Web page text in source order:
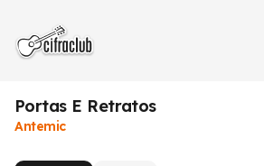
Portas E Retratos
Antemic